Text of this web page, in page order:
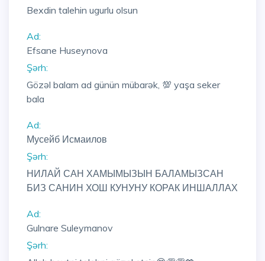
Bexdin talehin ugurlu olsun
Ad:
Efsane Huseynova
Şərh:
Gözəl balam ad günün mübarək, 💯 yaşa seker
bala
Ad:
Мусейб Исмаилов
Şərh:
НИЛАЙ САН ХАМЫМЫЗЫН БАЛАМЫЗСАН
БИЗ САНИН ХОШ КУНУНУ КОРАК ИНШАЛЛАХ
Ad:
Gulnare Suleymanov
Şərh: